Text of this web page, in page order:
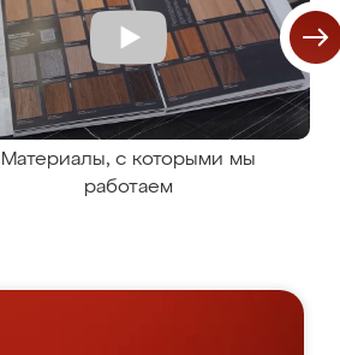
Материалы, с которыми мы
работаем